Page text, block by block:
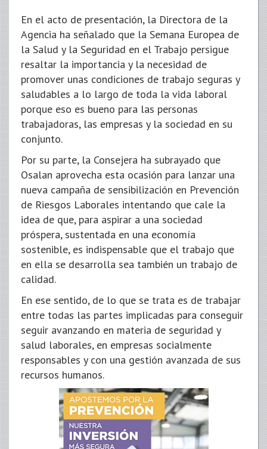
En el acto de presentación, la Directora de la
Agencia ha señalado que la Semana Europea de
la Salud y la Seguridad en el Trabajo persigue
resaltar la importancia y la necesidad de
promover unas condiciones de trabajo seguras y
saludables a lo largo de toda la vida laboral
porque eso es bueno para las personas
trabajadoras, las empresas y la sociedad en su
conjunto.
Por su parte, la Consejera ha subrayado que
Osalan aprovecha esta ocasión para lanzar una
nueva campaña de sensibilización en Prevención
de Riesgos Laborales intentando que cale la
idea de que, para aspirar a una sociedad
próspera, sustentada en una economía
sostenible, es indispensable que el trabajo que
en ella se desarrolla sea también un trabajo de
calidad.
En ese sentido, de lo que se trata es de trabajar
entre todas las partes implicadas para conseguir
seguir avanzando en materia de seguridad y
salud laborales, en empresas socialmente
responsables y con una gestión avanzada de sus
recursos humanos.